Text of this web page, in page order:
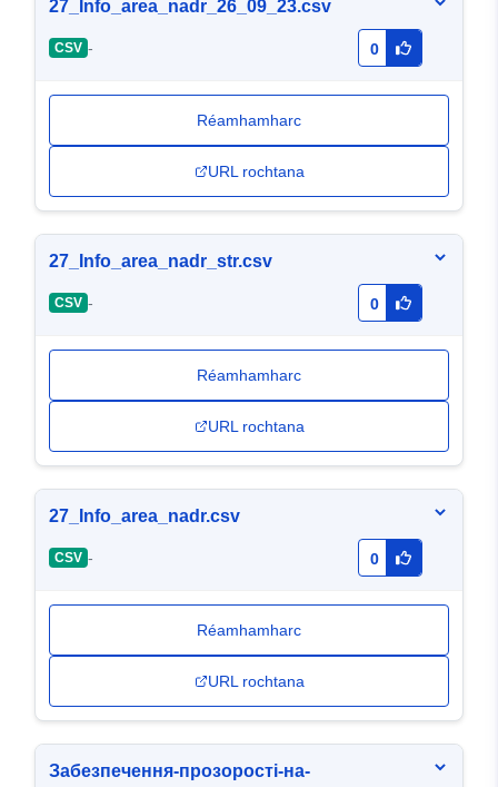
27_Info_area_nadr_26_09_23.csv
CSV - 0
Réamhamharc
URL rochtana
27_Info_area_nadr_str.csv
CSV - 0
Réamhamharc
URL rochtana
27_Info_area_nadr.csv
CSV - 0
Réamhamharc
URL rochtana
Забезпечення-прозорості-на-